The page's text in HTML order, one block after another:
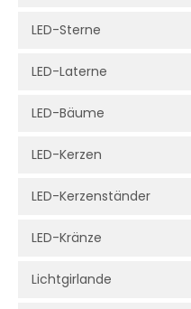
LED-Sterne
LED-Laterne
LED-Bäume
LED-Kerzen
LED-Kerzenständer
LED-Kränze
Lichtgirlande